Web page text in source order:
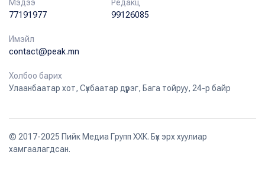
Мэдээ
77191977
Редакц
99126085
Имэйл
contact@peak.mn
Холбоо барих
Улаанбаатар хот, Сүхбаатар дүүрэг, Бага тойруу, 24-р байр
© 2017-2025 Пийк Медиа Групп ХХК. Бүх эрх хуулиар
хамгаалагдсан.